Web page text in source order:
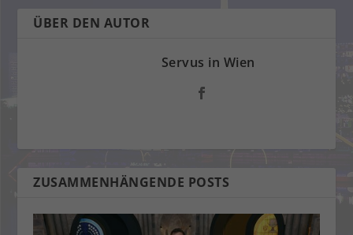
ÜBER DEN AUTOR
Servus in Wien
ZUSAMMENHÄNGENDE POSTS